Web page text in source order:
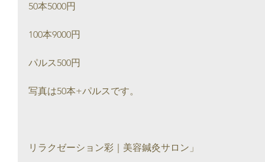
50本5000円
100本9000円
パルス500円
写真は50本+パルスです。
リラクゼーション彩｜美容鍼灸サロン」